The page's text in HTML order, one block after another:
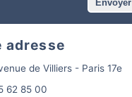
adresse
de Villiers - Paris 17e
62 85 00